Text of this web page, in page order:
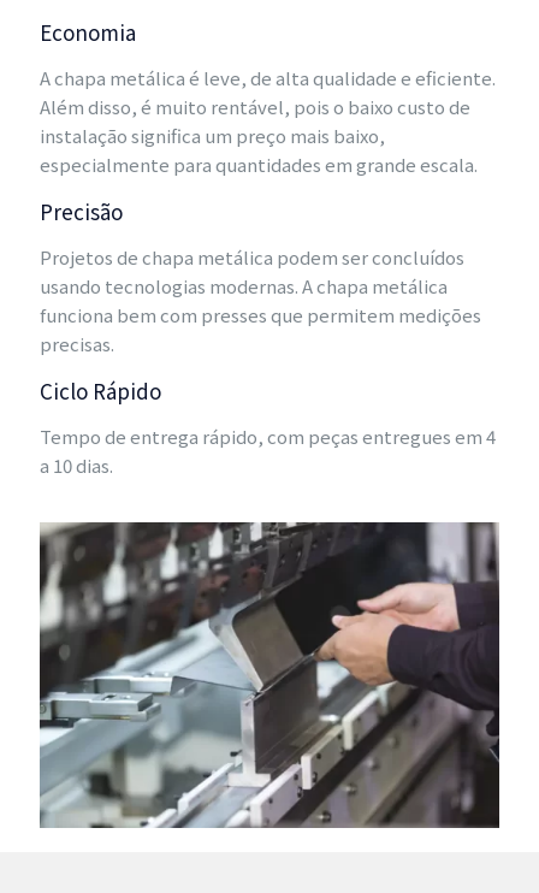
Economia
A chapa metálica é leve, de alta qualidade e eficiente.
Além disso, é muito rentável, pois o baixo custo de
instalação significa um preço mais baixo,
especialmente para quantidades em grande escala.
Precisão
Projetos de chapa metálica podem ser concluídos
usando tecnologias modernas. A chapa metálica
funciona bem com presses que permitem medições
precisas.
Ciclo Rápido
Tempo de entrega rápido, com peças entregues em 4
a 10 dias.